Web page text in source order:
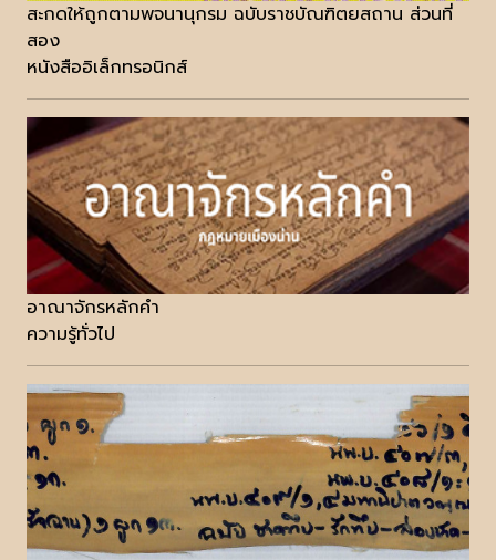
สะกดให้ถูกตามพจนานุกรม ฉบับราชบัณฑิตยสถาน ส่วนที่
สอง
หนังสืออิเล็กทรอนิกส์
อาณาจักรหลักคำ
ความรู้ทั่วไป